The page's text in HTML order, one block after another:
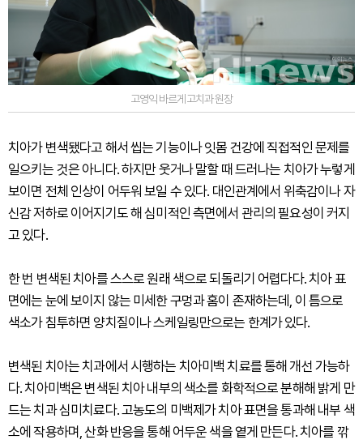
고영익 바르게고치과 원장
치아가 변색됐다고 해서 씹는 기능이나 잇몸 건강에 직접적인 문제를
일으키는 것은 아니다. 하지만 웃거나 말할 때 드러나는 치아가 누렇게
보이면 전체 인상이 어두워 보일 수 있다. 대인관계에서 위축감이나 자
신감 저하로 이어지기도 해 심미적인 측면에서 관리의 필요성이 커지
고 있다.
한 번 변색된 치아를 스스로 원래 색으로 되돌리기 어렵다다. 치아 표
면에는 눈에 보이지 않는 미세한 구멍과 홈이 존재하는데, 이 틈으로
색소가 침투하면 양치질이나 스케일링만으로는 한계가 있다.
변색된 치아는 치과에서 시행하는 치아미백 치료를 통해 개선 가능하
다. 치아미백은 변색된 치아 내부의 색소를 화학적으로 분해해 밝게 만
드는 치과 심미치료다. 고농도의 미백제가 치아 표면을 통과해 내부 색
소에 작용하며, 산화 반응을 통해 어두운 색을 옅게 만든다. 치아를 깎